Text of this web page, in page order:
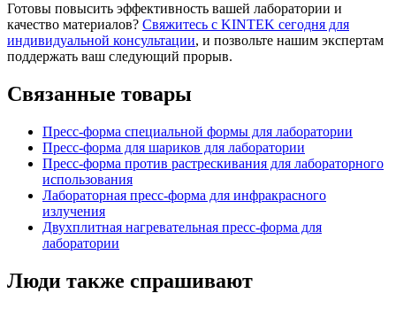
Готовы повысить эффективность вашей лаборатории и
качество материалов? Свяжитесь с KINTEK сегодня для
индивидуальной консультации, и позвольте нашим экспертам
поддержать ваш следующий прорыв.
Связанные товары
Пресс-форма специальной формы для лаборатории
Пресс-форма для шариков для лаборатории
Пресс-форма против растрескивания для лабораторного
использования
Лабораторная пресс-форма для инфракрасного
излучения
Двухплитная нагревательная пресс-форма для
лаборатории
Люди также спрашивают